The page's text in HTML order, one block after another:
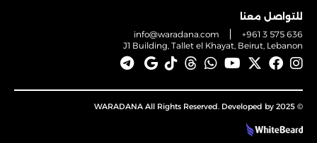
للتواصل معنا
info@waradana.com
+961 3 575 636
J1 Building, Tallet el Khayat, Beirut, Lebanon
© 2025 WARADANA All Rights Reserved. Developed by